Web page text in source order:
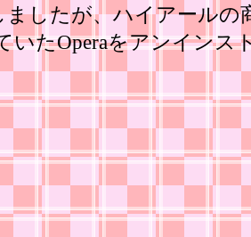
したが、ハイアールの
たOperaをアンイン